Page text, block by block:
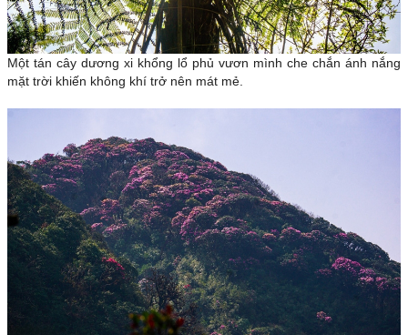
Một tán cây dương xi khổng lổ phủ vươn mình che chắn ánh nắng
mặt trời khiến không khí trở nên mát mẻ.